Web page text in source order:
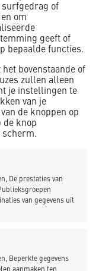
surfgedrag of
om
geeft of
bepaalde functies.
bovenstaande of
zullen alleen
je instellingen te
van je
de knoppen op
de knop
scherm.
De prestaties van
van gegevens uit
Beperkte gegevens
aanmaken ten